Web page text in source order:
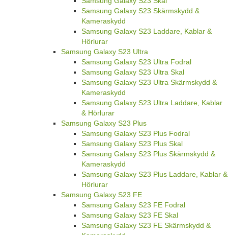
Samsung Galaxy S23 Skärmskydd &
Kameraskydd
Samsung Galaxy S23 Laddare, Kablar &
Hörlurar
Samsung Galaxy S23 Ultra
Samsung Galaxy S23 Ultra Fodral
Samsung Galaxy S23 Ultra Skal
Samsung Galaxy S23 Ultra Skärmskydd &
Kameraskydd
Samsung Galaxy S23 Ultra Laddare, Kablar
& Hörlurar
Samsung Galaxy S23 Plus
Samsung Galaxy S23 Plus Fodral
Samsung Galaxy S23 Plus Skal
Samsung Galaxy S23 Plus Skärmskydd &
Kameraskydd
Samsung Galaxy S23 Plus Laddare, Kablar &
Hörlurar
Samsung Galaxy S23 FE
Samsung Galaxy S23 FE Fodral
Samsung Galaxy S23 FE Skal
Samsung Galaxy S23 FE Skärmskydd &